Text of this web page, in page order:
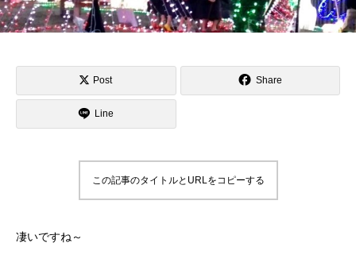
Post Share
Line
この記事のタイトルとURLをコピーする
凄いですね～